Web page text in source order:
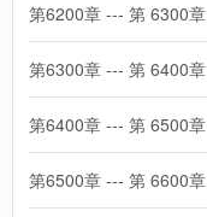
第6200章 --- 第 6300章
第6300章 --- 第 6400章
第6400章 --- 第 6500章
第6500章 --- 第 6600章